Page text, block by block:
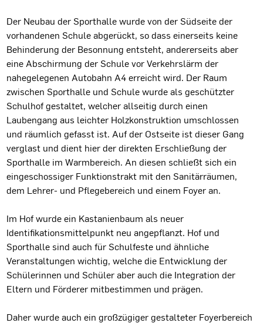
Der Neubau der Sporthalle wurde von der Südseite der
vorhandenen Schule abgerückt, so dass einerseits keine
Behinderung der Besonnung entsteht, andererseits aber
eine Abschirmung der Schule vor Verkehrslärm der
nahegelegenen Autobahn A4 erreicht wird. Der Raum
zwischen Sporthalle und Schule wurde als geschützter
Schulhof gestaltet, welcher allseitig durch einen
Laubengang aus leichter Holzkonstruktion umschlossen
und räumlich gefasst ist. Auf der Ostseite ist dieser Gang
verglast und dient hier der direkten Erschließung der
Sporthalle im Warmbereich. An diesen schließt sich ein
eingeschossiger Funktionstrakt mit den Sanitärräumen,
dem Lehrer- und Pflegebereich und einem Foyer an.
Im Hof wurde ein Kastanienbaum als neuer
Identifikationsmittelpunkt neu angepflanzt. Hof und
Sporthalle sind auch für Schulfeste und ähnliche
Veranstaltungen wichtig, welche die Entwicklung der
Schülerinnen und Schüler aber auch die Integration der
Eltern und Förderer mitbestimmen und prägen.
Daher wurde auch ein großzügiger gestalteter Foyerbereich